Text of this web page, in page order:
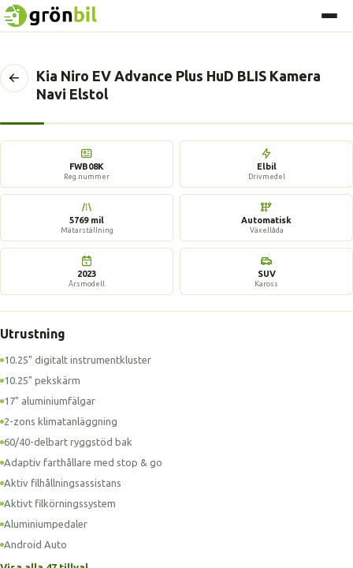
Tillbaka
sida
Kia Niro EV Advance Plus HuD BLIS Kamera
Navi Elstol
FWB08K
Reg.nummer
Elbil
Drivmedel
5769 mil
Mätarställning
Automatisk
Växellåda
2023
Årsmodell
SUV
Kaross
Utrustning
10.25" digitalt instrumentkluster
10.25" pekskärm
17" aluminiumfälgar
2-zons klimatanläggning
60/40-delbart ryggstöd bak
Adaptiv farthållare med stop & go
Aktiv filhållningsassistans
Aktivt filkörningssystem
Aluminiumpedaler
Android Auto